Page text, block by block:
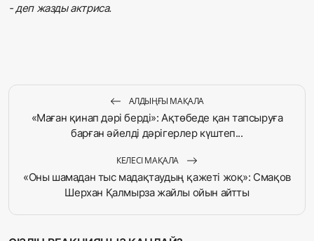
- деп жазды актриса.
АЛДЫҢҒЫ МАҚАЛА
«Маған қинап дәрі берді»: Ақтөбеде қан тапсыруға
барған әйелді дәрігерлер күштеп...
КЕЛЕСІ МАҚАЛА
«Оны шамадан тыс мадақтаудың қажеті жоқ»: Смақов
Шерхан Қалмырза жайлы ойын айтты